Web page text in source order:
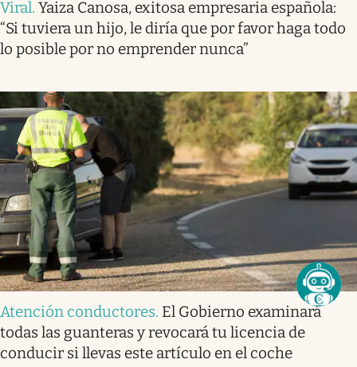
Viral. Yaiza Canosa, exitosa empresaria española:
“Si tuviera un hijo, le diría que por favor haga todo
lo posible por no emprender nunca”
Atención conductores. El Gobierno examinará
todas las guanteras y revocará tu licencia de
conducir si llevas este artículo en el coche